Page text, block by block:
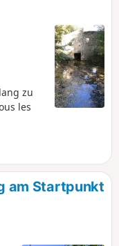
zu
les
am Startpunkt